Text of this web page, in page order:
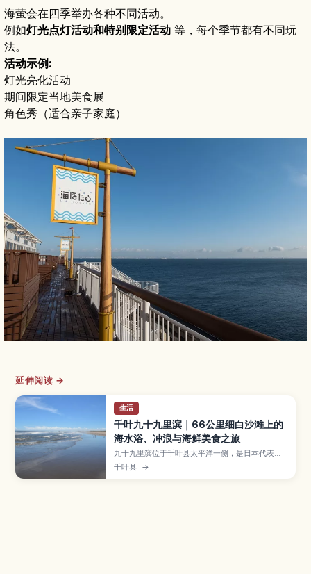
海萤会在四季举办各种不同活动。
例如灯光点灯活动和特别限定活动 等，每个季节都有不同玩
法。
活动示例:
灯光亮化活动
期间限定当地美食展
角色秀（适合亲子家庭）
延伸阅读 →
生活
千叶九十九里滨｜66公里细白沙滩上的
海水浴、冲浪与海鲜美食之旅
九十九里滨位于千叶县太平洋一侧，是日本代表性
的长滩之一，约66公里长的宽阔沙滩和开阔海景让
人印象深刻。本文将介绍适合海水浴与冲浪的区
千叶县 →